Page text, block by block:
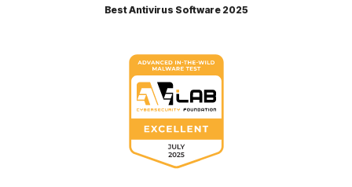
Best Antivirus Software 2025